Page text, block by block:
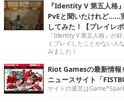
『Identity V 第五人格
PvEと聞いたけれど……
してみた！【プレイレポ
『Identity V 第五人格』が
くプレイしたことがない人
みました！
Riot Gamesの最新情報
ニュースサイト「
サイトの運営は